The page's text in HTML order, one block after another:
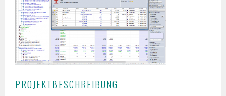
PROJEKTBESCHREIBUNG